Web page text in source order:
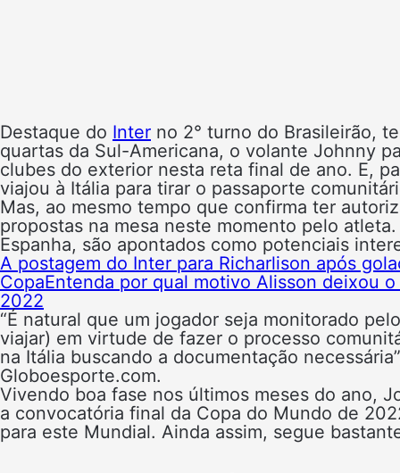
Destaque do Inter no 2° turno do Brasileirão,
quartas da Sul-Americana, o volante Johnny
clubes do exterior nesta reta final de ano. E,
viajou à Itália para tirar o passaporte
Mas, ao mesmo tempo que confirma ter
propostas na mesa neste momento pelo
Espanha, são apontados como potenciais
A postagem do Inter para Richarlison após
CopaEntenda por qual motivo Alisson deixou
2022
“É natural que um jogador seja monitorado
viajar) em virtude de fazer o processo
na Itália buscando a documentação
Globoesporte.com.
Vivendo boa fase nos últimos meses do ano,
a convocatória final da Copa do Mundo de
para este Mundial. Ainda assim, segue